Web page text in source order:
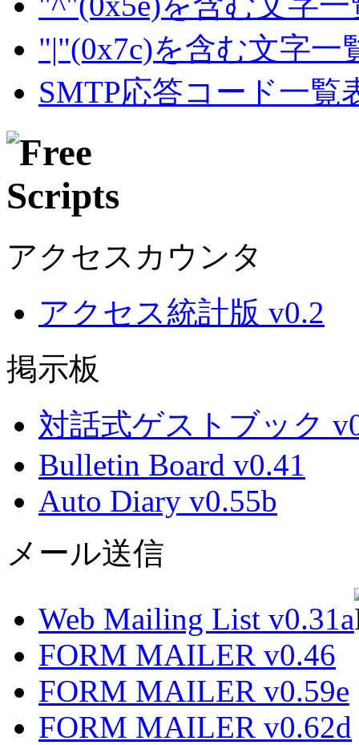
"|"(0x7c)を含む文字一
SMTP応答コード一覧
アクセスカウンタ
アクセス統計版 v0.2
掲示板
対話式ゲストブック
Bulletin Board v0.41
Auto Diary v0.55b
メール送信
Web Mailing List v0.31a
FORM MAILER v0.46
FORM MAILER v0.59e
FORM MAILER v0.62d